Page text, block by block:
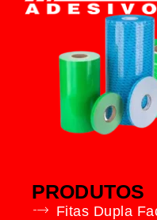
PRODUTOS
Fitas Dupla